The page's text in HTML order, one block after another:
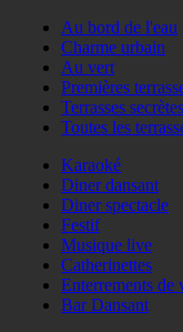
Au bord de l'eau
Charme urbain
Au vert
Premières
Terrasses secrètes
Toutes les
Karaoké
Diner dansant
Diner spectacle
Festif
Musique live
Catherinettes
Enterrements de
Bar Dansant